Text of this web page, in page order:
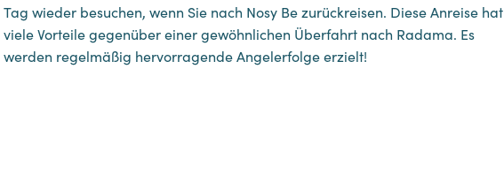
Tag wieder besuchen, wenn Sie nach Nosy Be zurückreisen. Diese Anreise hat
viele Vorteile gegenüber einer gewöhnlichen Überfahrt nach Radama. Es
werden regelmäßig hervorragende Angelerfolge erzielt!